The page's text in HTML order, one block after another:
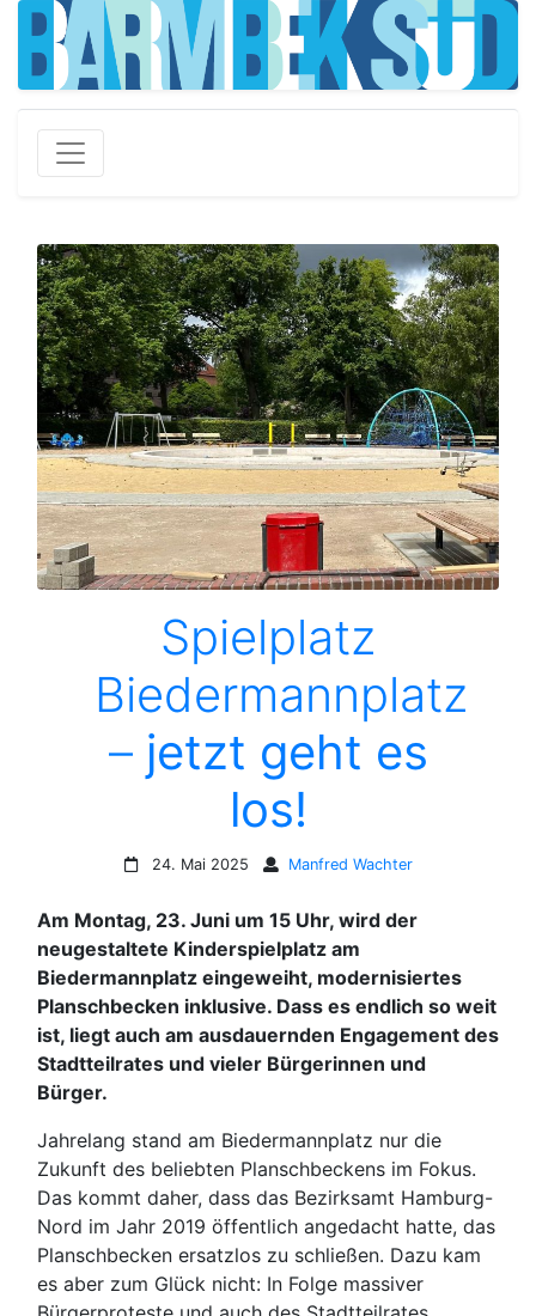
Spielplatz
Biedermannplatz
–jetzt geht es
los!
24. Mai 2025 Manfred Wachter
Am Montag, 23. Juni um 15 Uhr, wird der
neugestaltete Kinderspielplatz am
Biedermannplatz eingeweiht, modernisiertes
Planschbecken inklusive. Dass es endlich so weit
ist, liegt auch am ausdauernden Engagement des
Stadtteilrates und vieler Bürgerinnen und
Bürger.
Jahrelang stand am Biedermannplatz nur die
Zukunft des beliebten Planschbeckens im Fokus.
Das kommt daher, dass das Bezirksamt Hamburg-
Nord im Jahr 2019 öffentlich angedacht hatte, das
Planschbecken ersatzlos zu schließen. Dazu kam
es aber zum Glück nicht: In Folge massiver